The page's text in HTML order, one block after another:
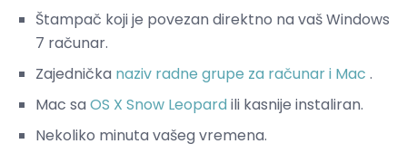
Štampač koji je povezan direktno na vaš Windows
7 računar.
Zajednička naziv radne grupe za računar i Mac .
Mac sa OS X Snow Leopardili kasnije instaliran.
Nekoliko minuta vašeg vremena.